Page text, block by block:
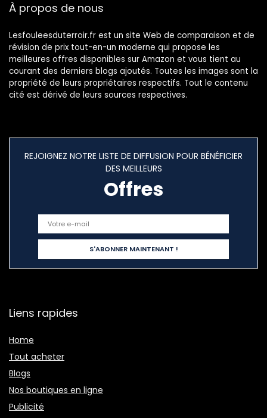
À propos de nous
Lesfouleesduterroir.fr est un site Web de comparaison et de
révision de prix tout-en-un moderne qui propose les
meilleures offres disponibles sur Amazon et vous tient au
courant des derniers blogs ajoutés. Toutes les images sont la
propriété de leurs propriétaires respectifs. Tout le contenu
cité est dérivé de leurs sources respectives.
REJOIGNEZ NOTRE LISTE DE DIFFUSION POUR BÉNÉFICIER
DES MEILLEURS
Offres
Liens rapides
Home
Tout acheter
Blogs
Nos boutiques en ligne
Publicité